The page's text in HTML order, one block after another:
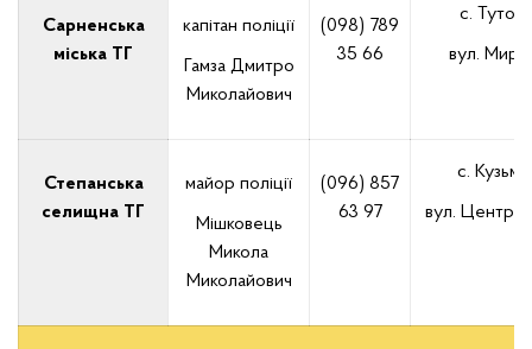
Сарненська
міська ТГ
капітан поліції
Гамза Дмитро
Миколайович
(098) 789
35 66
с.
вул.
Степанська
селищна ТГ
майор поліції
Мішковець
Микола
Миколайович
(096) 857
63 97
с.
вул.